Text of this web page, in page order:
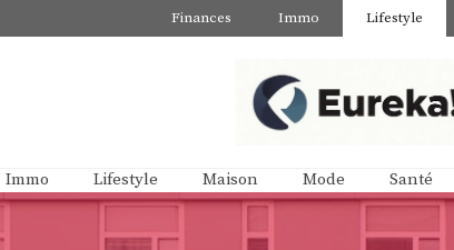
Finances Immo Lifestyle
Immo Lifestyle Maison Mode Santé